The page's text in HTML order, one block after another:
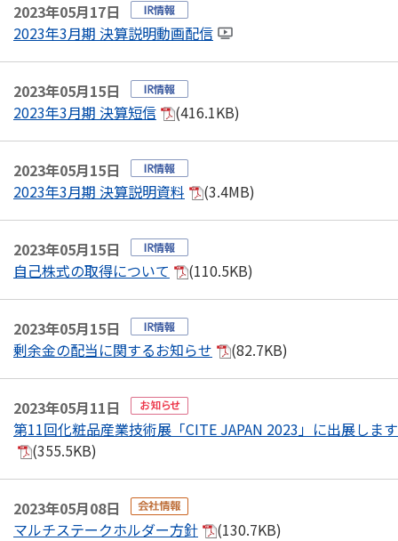
2023年05月17日
2023年3月期 決算説明動画配信
2023年05月15日
2023年3月期 決算短信
(416.1KB)
2023年05月15日
2023年3月期 決算説明資料
(3.4MB)
2023年05月15日
自己株式の取得について
(110.5KB)
2023年05月15日
剰余金の配当に関するお知らせ
(82.7KB)
2023年05月11日
第11回化粧品産業技術展「CITE JAPAN 2023」に出展します
(355.5KB)
2023年05月08日
マルチステークホルダー方針
(130.7KB)